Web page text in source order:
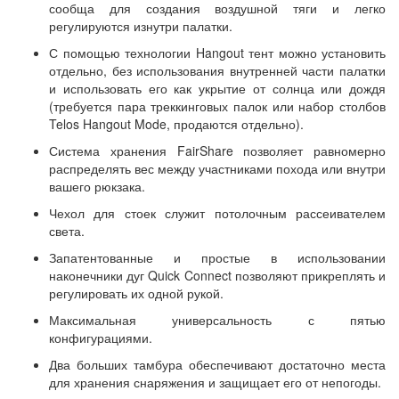
сообща для создания воздушной тяги и легко
регулируются изнутри палатки.
С помощью технологии Hangout тент можно установить
отдельно, без использования внутренней части палатки
и использовать его как укрытие от солнца или дождя
(требуется пара треккинговых палок или набор столбов
Telos Hangout Mode, продаются отдельно).
Система хранения FairShare позволяет равномерно
распределять вес между участниками похода или внутри
вашего рюкзака.
Чехол для стоек служит потолочным рассеивателем
света.
Запатентованные и простые в использовании
наконечники дуг Quick Connect позволяют прикреплять и
регулировать их одной рукой.
Максимальная универсальность с пятью
конфигурациями.
Два больших тамбура обеспечивают достаточно места
для хранения снаряжения и защищает его от непогоды.